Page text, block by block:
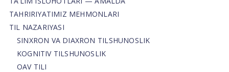
TAHRIRIYATIMIZ MEHMONLARI
TIL NAZARIYASI
SINXRON VA DIAXRON TILSHUNOSLIK
KOGNITIV TILSHUNOSLIK
OAV TILI